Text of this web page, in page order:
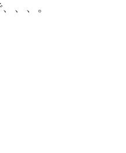
、、。